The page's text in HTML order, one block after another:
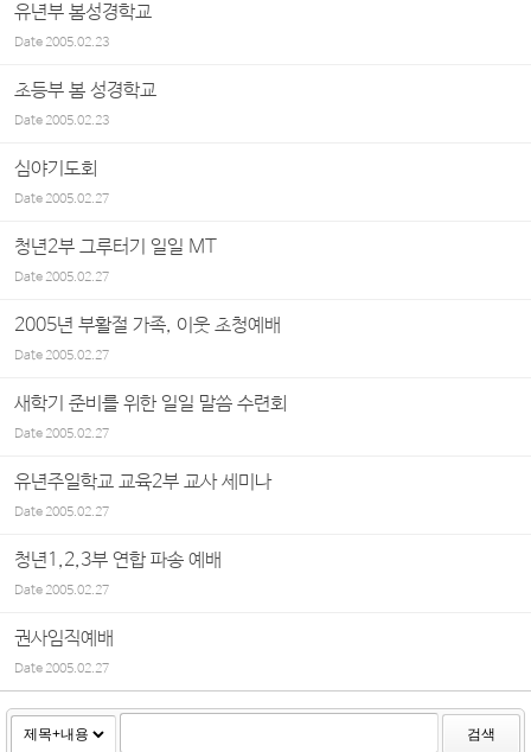
유년부 봄성경학교
Date2005.02.23
초등부 봄 성경학교
Date2005.02.23
심야기도회
Date2005.02.27
청년2부 그루터기 일일 MT
Date2005.02.27
2005년 부활절 가족, 이웃 초청예배
Date2005.02.27
새학기 준비를 위한 일일 말씀 수련회
Date2005.02.27
유년주일학교 교육2부 교사 세미나
Date2005.02.27
청년1,2,3부 연합 파송 예배
Date2005.02.27
권사임직예배
Date2005.02.27
검색